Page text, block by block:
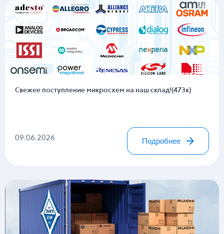
Свежее поступление микросхем на наш склад!(473к)
09.06.2026 Подробнее